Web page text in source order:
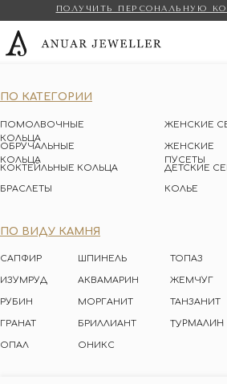
ПОЛУЧИТЬ ПЕРСОНАЛЬНУЮ
ПО КАТЕГОРИИ
ПОМОЛВОЧНЫЕ
КОЛЬЦА
ОБРУЧАЛЬНЫЕ
КОЛЬЦА
ЖЕНСКИЕ
КОКТЕЙЛЬНЫЕ КОЛЬЦА
ЖЕНСКИЕ
ПУСЕТЫ
ДЕТСКИЕ
БРАСЛЕТЫ
КОЛЬЕ
ПО ВИДУ КАМНЯ
САПФИР
ИЗУМРУД
ШПИНЕЛЬ
РУБИН
АКВАМАРИН
МОРГАНИТ
ГРАНАТ БРИЛЛИАНТ
ТОПАЗ
ЖЕМЧУГ
ТУРМАЛИН
ТАНЗАНИТ
ОНИКС
ОПАЛ